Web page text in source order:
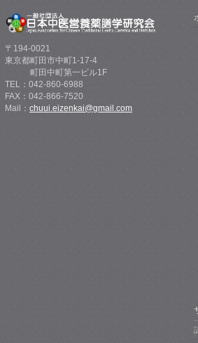
〒194-0021
東京都町田市中町1-17-4
町田中町第一ビル1F
TEL：042-860-6988
FAX：042-866-7520
Mail： chuui.eizenkai@gmail.com